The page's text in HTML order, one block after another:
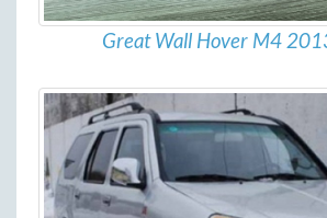
Great Wall Hover M4